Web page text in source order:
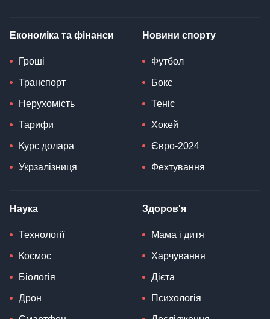
Економіка та фінанси
Гроші
Транспорт
Нерухомість
Тарифи
Курс долара
Укрзалізниця
Новини спорту
Футбол
Бокс
Теніс
Хокей
Євро-2024
Фехтування
Наука
Технології
Космос
Біологія
Дрон
Здоров'я
Мама і дитя
Харчування
Дієта
Психологія